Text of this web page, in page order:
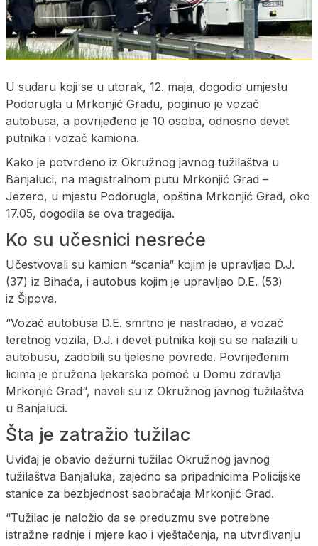
U sudaru koji se u utorak, 12. maja, dogodio umjestu
Podorugla u Mrkonjić Gradu, poginuo je vozač
autobusa, a povrijeđeno je 10 osoba, odnosno devet
putnika i vozač kamiona.
Kako je potvrđeno iz Okružnog javnog tužilaštva u
Banjaluci, na magistralnom putu Mrkonjić Grad –
Jezero, u mjestu Podorugla, opština Mrkonjić Grad, oko
17.05, dogodila se ova tragedija.
Ko su učesnici nesreće
Učestvovali su kamion “scania“ kojim je upravljao D.J.
(37) iz Bihaća, i autobus kojim je upravljao D.E. (53)
iz Šipova.
“Vozač autobusa D.E. smrtno je nastradao, a vozač
teretnog vozila, D.J. i devet putnika koji su se nalazili u
autobusu, zadobili su tjelesne povrede. Povrijeđenim
licima je pružena ljekarska pomoć u Domu zdravlja
Mrkonjić Grad“, naveli su iz Okružnog javnog tužilaštva
u Banjaluci.
Šta je zatražio tužilac
Uviđaj je obavio dežurni tužilac Okružnog javnog
tužilaštva Banjaluka, zajedno sa pripadnicima Policijske
stanice za bezbjednost saobraćaja Mrkonjić Grad.
“Tužilac je naložio da se preduzmu sve potrebne
istražne radnje i mjere kao i vještačenja, na utvrđivanju